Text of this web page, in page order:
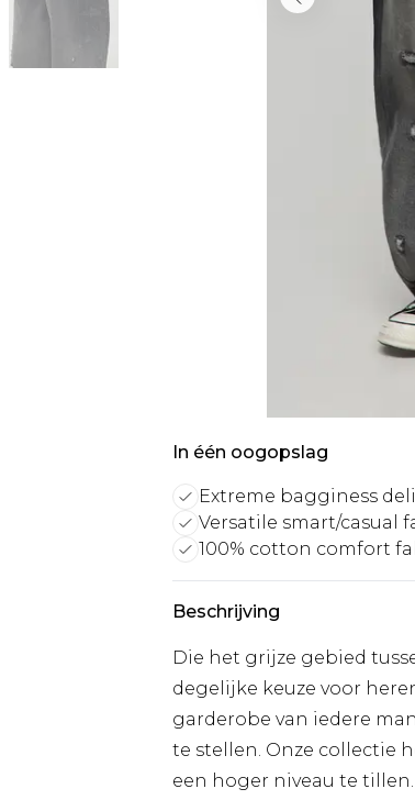
In één oogopslag
Extreme bagginess
Versatile smart/casual
100% cotton comfort
Beschrijving
Die het grijze gebied
degelijke keuze voor
garderobe van iedere
te stellen. Onze collectie
een hoger niveau te